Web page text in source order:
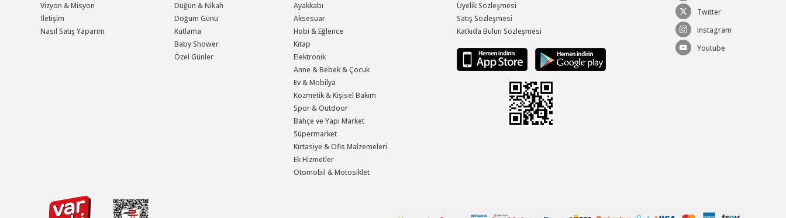
Vizyon & Misyon
İletişim
Nasıl Satış Yaparım
Düğün & Nikah
Doğum Günü
Kutlama
Baby Shower
Özel Günler
Ayakkabı
Aksesuar
Hobi & Eğlence
Kitap
Elektronik
Anne & Bebek & Çocuk
Ev & Mobilya
Kozmetik & Kişisel Bakım
Spor & Outdoor
Bahçe ve Yapı Market
Süpermarket
Kırtasiye & Ofis Malzemeleri
Ek Hizmetler
Otomobil & Motosiklet
Üyelik Sözleşmesi
Satış Sözleşmesi
Katkıda Bulun Sözleşmesi
Twitter
Instagram
Youtube